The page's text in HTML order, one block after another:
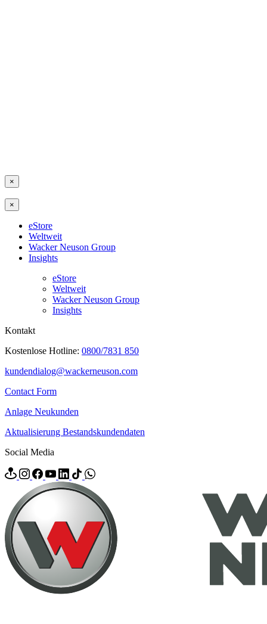
×
×
eStore
Weltweit
Wacker Neuson Group
Insights
eStore
Weltweit
Wacker Neuson Group
Insights
Kontakt
Kostenlose Hotline: 0800/7831 850
kundendialog@wackerneuson.com
Contact Form
Anlage Neukunden
Aktualisierung Bestandskundendaten
Social Media